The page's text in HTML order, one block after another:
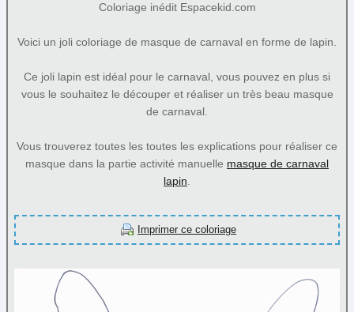
Fantastique
Personnage
Coloriage inédit Espacekid.com
Voici un joli coloriage de masque de carnaval en forme de lapin.
Ce joli lapin est idéal pour le carnaval, vous pouvez en plus si
vous le souhaitez le découper et réaliser un très beau masque
de carnaval.
Vous trouverez toutes les toutes les explications pour réaliser ce
masque dans la partie activité manuelle masque de carnaval
lapin.
Imprimer ce coloriage